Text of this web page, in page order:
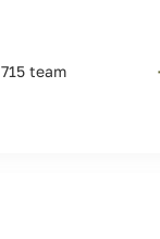
715 team